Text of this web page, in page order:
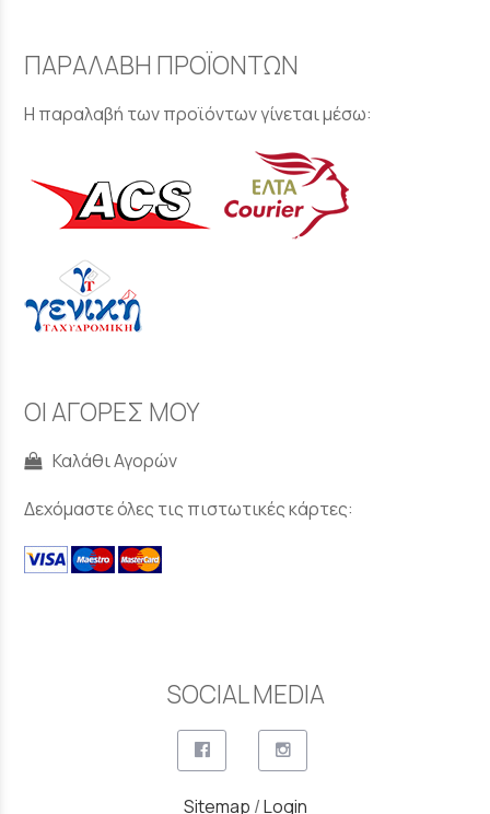
ΠΑΡΑΛΑΒΗ ΠΡΟΪΟΝΤΩΝ
Η παραλαβή των προϊόντων γίνεται μέσω:
ΟΙ ΑΓΟΡΕΣ ΜΟΥ
Καλάθι Αγορών
Δεχόμαστε όλες τις πιστωτικές κάρτες:
SOCIAL MEDIA
Sitemap /Login